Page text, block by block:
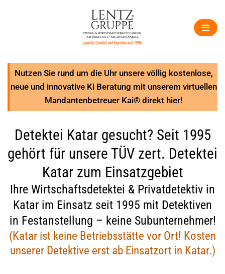
Nutzen Sie rund um die Uhr unsere völlig kostenlose,
neue und innovative Ki Beratung mit unserem virtuellen
Mandantenbetreuer Kai® direkt hier!
Detektei Katar gesucht? Seit 1995
gehört für unsere TÜV zert. Detektei
Katar zum Einsatzgebiet
Ihre Wirtschaftsdetektei & Privatdetektiv in
Katar im Einsatz seit 1995 mit Detektiven
in Festanstellung – keine Subunternehmer!
(Katar ist keine Betriebsstätte vor Ort! Kosten
unserer Detektive erst ab Einsatzort in Katar.)